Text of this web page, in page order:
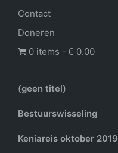
Contact
Doneren
0 items
€ 0.00
(geen titel)
Bestuurswisseling
Keniareis oktober 2019